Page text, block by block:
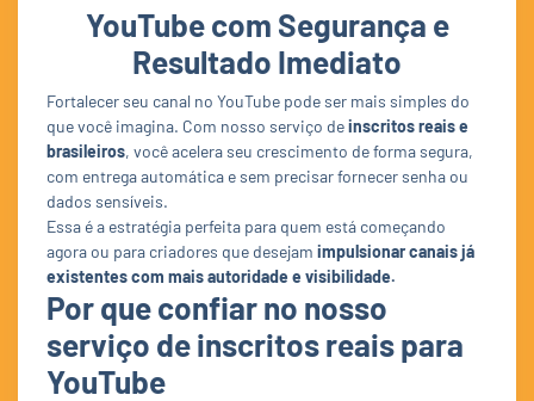
YouTube com Segurança e
Resultado Imediato
Fortalecer seu canal no YouTube pode ser mais simples do
que você imagina. Com nosso serviço deinscritos reais e
brasileiros, você acelera seu crescimento de forma segura,
com entrega automática e sem precisar fornecer senha ou
dados sensíveis.
Essa é a estratégia perfeita para quem está começando
agora ou para criadores que desejam impulsionar canais já
existentes com mais autoridade e visibilidade.
Por que confiar no nosso
serviço de inscritos reais para
YouTube